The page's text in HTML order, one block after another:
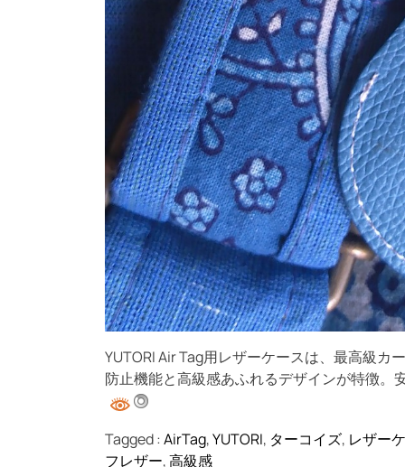
YUTORI Air Tag用レザーケースは、最高級
防止機能と高級感あふれるデザインが特徴。
Tagged :AirTag,YUTORI, ターコイズ, レザー
フレザー,高級感